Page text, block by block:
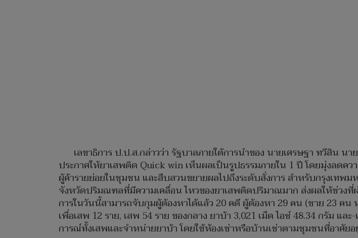
เลขาธิการ ป.ป.ส.กล่าวว่า รัฐบาลภายใต้การนำของ นายเศรษฐา ทวีสิน
ประกาศให้ยาเสพติด Quick win เห็นผลเป็นรูปธรรมภายใน 1 ปี โดยมุ่งลด
ผู้ค้ารายย่อยในชุมชน และสืบสวนขยายผลไปถึงระดับสั่งการ สำหรับกรุงเท
จังหวัดปริมณฑลที่มีความเคลื่อน ไหวของยาเสพติดปริมาณมาก ส่งผลให้ช่ว
การในวันนี้สามารถจับกุมผู้ต้องหาได้แล้ว 20 คดี ผู้ต้องหา 29 คน (ชาย 23 ค
เพื่อเสพ 12 ราย, เสพ 54 ราย ของกลาง ยาบ้า 3,021 เม็ด ไอซ์ 48.34 กรัม
การณ์ทั้งเสพและจำหน่ายยาบ้า โดยใช้ห้องเช่าหรือบ้านเช่าตามชุมชนที่อาศัย